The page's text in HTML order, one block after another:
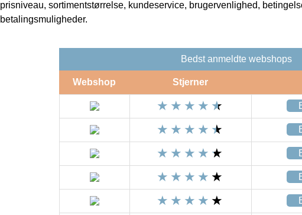
prisniveau, sortimentstørrelse, kundeservice, brugervenlighed,
betalingsmuligheder.
Bedst anmeldte webshops
Webshop Stjerner